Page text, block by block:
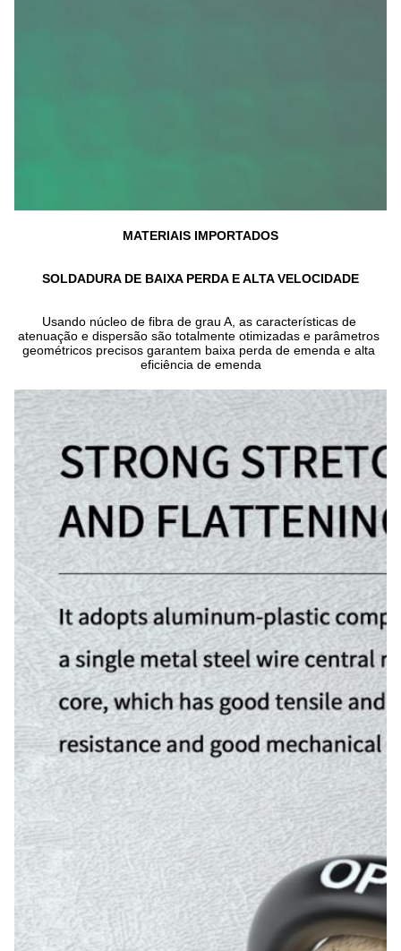
MATERIAIS IMPORTADOS
SOLDADURA DE BAIXA PERDA E ALTA VELOCIDADE
Usando núcleo de fibra de grau A, as características de
atenuação e dispersão são totalmente otimizadas e parâmetros
geométricos precisos garantem baixa perda de emenda e alta
eficiência de emenda